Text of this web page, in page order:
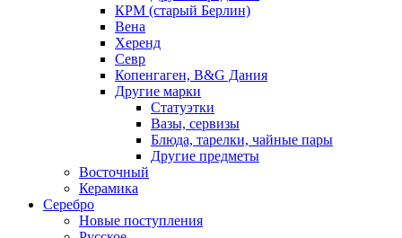
КРМ (старый Берлин)
Вена
Херенд
Севр
Копенгаген, B&G Дания
Другие марки
Статуэтки
Вазы, сервизы
Блюда, тарелки, чайные пары
Другие предметы
Восточный
Керамика
Серебро
Новые поступления